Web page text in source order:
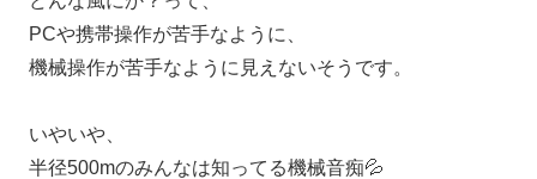
PCや携帯操作が苦手なように、
機械操作が苦手なように見えないそうです。
いやいや、
半径500mのみんなは知ってる機械音痴💦